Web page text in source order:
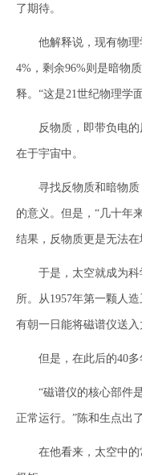
了期待。
他解释说，现有物理
4%，剩余96%则是暗物
释。“这是21世纪物理学
反物质，即带负电的
在于宇宙中。
寻找反物质和暗物质
的意义。但是，“几十年
结果，反物质更是无法在
于是，太空就成为科
所。从1957年第一颗人
有朝一日能将磁谱仪送入
但是，在此后的40多
“磁谱仪的核心部件是
正常运行。”陈和生点出
在他看来，太空中的